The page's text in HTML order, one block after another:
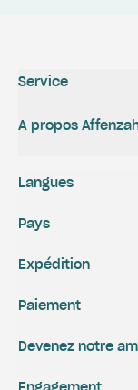
Service
A propos
Expédition
Paiement
Devenez notre
Langues
Pays